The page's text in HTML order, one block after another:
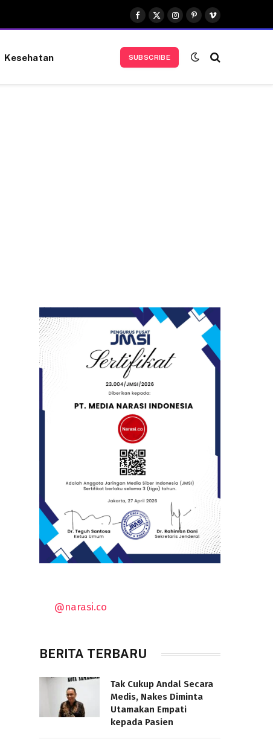
Facebook
X
(Twitter)
Instagram
Pinterest
Vimeo
Kesehatan SUBSCRIBE
@narasi.co
BERITA TERBARU
Tak Cukup Andal Secara
Medis, Nakes Diminta
Utamakan Empati
kepada Pasien